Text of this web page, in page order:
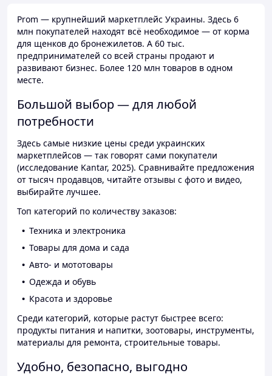
Prom — крупнейший маркетплейс Украины. Здесь 6
млн покупателей находят всё необходимое — от корма
для щенков до бронежилетов. А 60 тыс.
предпринимателей со всей страны продают и
развивают бизнес. Более 120 млн товаров в одном
месте.
Большой выбор — для любой
потребности
Здесь самые низкие цены среди украинских
маркетплейсов — так говорят сами покупатели
(исследование Kantar, 2025). Сравнивайте предложения
от тысяч продавцов, читайте отзывы с фото и видео,
выбирайте лучшее.
Топ категорий по количеству заказов:
Техника и электроника
Товары для дома и сада
Авто- и мототовары
Одежда и обувь
Красота и здоровье
Среди категорий, которые растут быстрее всего:
продукты питания и напитки, зоотовары, инструменты,
материалы для ремонта, строительные товары.
Удобно, безопасно, выгодно